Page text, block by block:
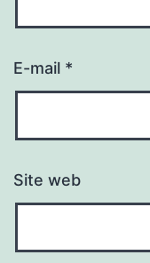
E-mail *
Site web